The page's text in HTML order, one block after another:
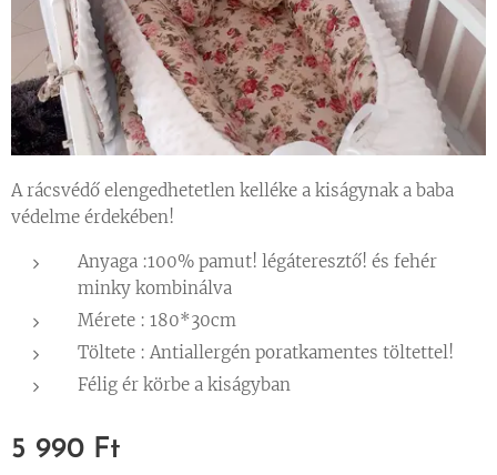
A rácsvédő elengedhetetlen kelléke a kiságynak a baba
védelme érdekében!
Anyaga :100% pamut! légáteresztő! és fehér
minky kombinálva
Mérete : 180*30cm
Töltete : Antiallergén poratkamentes töltettel!
Félig ér körbe a kiságyban
5 990 Ft